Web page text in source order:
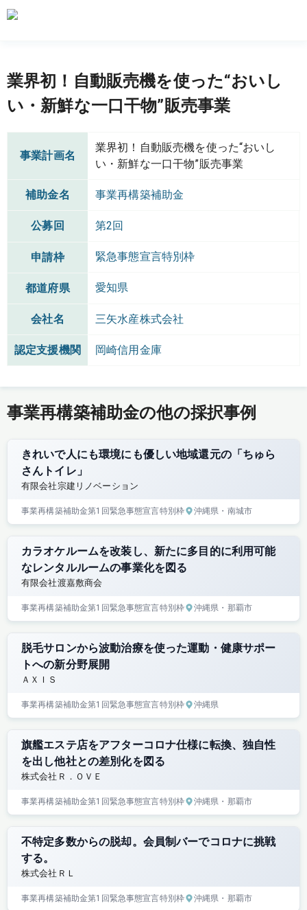
業界初！自動販売機を使った“おいし
い・新鮮な一口干物”販売事業
事業計画名
業界初！自動販売機を使った“おいし
い・新鮮な一口干物”販売事業
補助金名 事業再構築補助金
公募回 第2回
申請枠 緊急事態宣言特別枠
都道府県 愛知県
会社名 三矢水産株式会社
認定支援機関 岡崎信用金庫
事業再構築補助金の他の採択事例
きれいで人にも環境にも優しい地域還元の「ちゅら
さんトイレ」
有限会社宗建リノベーション
事業再構築補助金第1回緊急事態宣言特別枠 沖縄県 ・南城市
カラオケルームを改装し、新たに多目的に利用可能
なレンタルルームの事業化を図る
有限会社渡嘉敷商会
事業再構築補助金第1回緊急事態宣言特別枠 沖縄県 ・那覇市
脱毛サロンから波動治療を使った運動・健康サポー
トへの新分野展開
ＡＸＩＳ
事業再構築補助金第1回緊急事態宣言特別枠 沖縄県
旗艦エステ店をアフターコロナ仕様に転換、独自性
を出し他社との差別化を図る
株式会社Ｒ．ＯＶＥ
事業再構築補助金第1回緊急事態宣言特別枠 沖縄県 ・那覇市
不特定多数からの脱却。会員制バーでコロナに挑戦
する。
株式会社ＲＬ
事業再構築補助金第1回緊急事態宣言特別枠 沖縄県 ・那覇市